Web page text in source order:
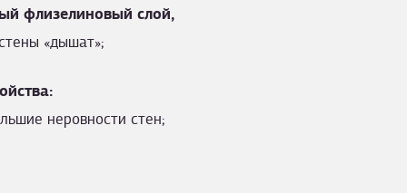
флизелиновый слой,
«дышат»;
неровности стен;